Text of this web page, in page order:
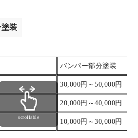
装
バンパー部分塗装
30,000円～50,000円
20,000円～40,000円
10,000円～30,000円
scrollable